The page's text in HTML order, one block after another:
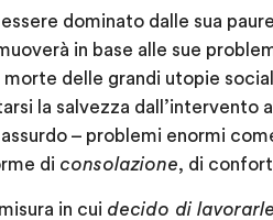
dominato dalle sua
in base alle sue
delle grandi utopie
la salvezza dall’intervento
– problemi enormi
di consolazione, di
in cui decido di lavorarle